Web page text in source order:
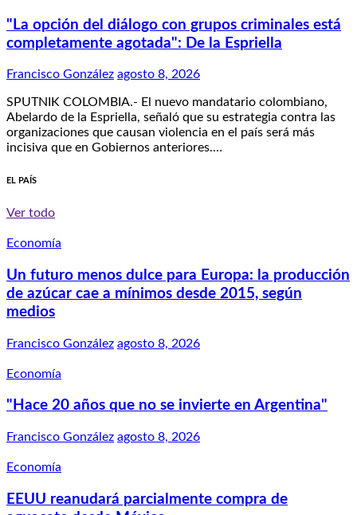
"La opción del diálogo con grupos criminales está
completamente agotada": De la Espriella
Francisco González agosto 8, 2026
SPUTNIK COLOMBIA.- El nuevo mandatario colombiano,
Abelardo de la Espriella, señaló que su estrategia contra las
organizaciones que causan violencia en el país será más
incisiva que en Gobiernos anteriores.…
EL PAÍS
Ver todo
Economía
Un futuro menos dulce para Europa: la producción
de azúcar cae a mínimos desde 2015, según
medios
Francisco González agosto 8, 2026
Economía
"Hace 20 años que no se invierte en Argentina"
Francisco González agosto 8, 2026
Economía
EEUU reanudará parcialmente compra de